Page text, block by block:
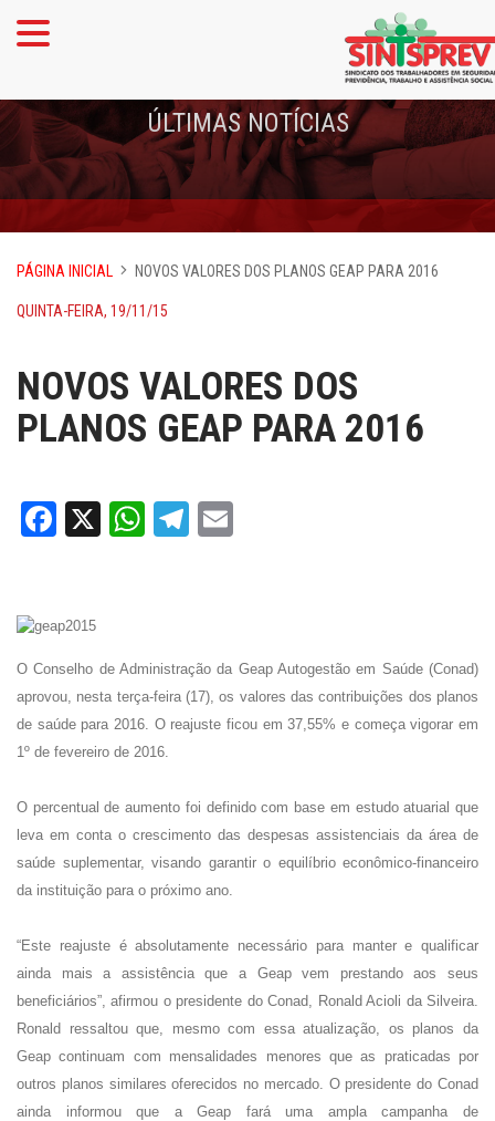
ÚLTIMAS NOTÍCIAS
PÁGINA INICIAL NOVOS VALORES DOS PLANOS GEAP PARA 2016
QUINTA-FEIRA, 19/11/15
NOVOS VALORES DOS
PLANOS GEAP PARA 2016
Facebook
X WhatsApp
Telegram
O Conselho de Administração da Geap Autogestão em Saúde (Conad)
aprovou, nesta terça-feira (17), os valores das contribuições dos planos
de saúde para 2016. O reajuste ficou em 37,55% e começa vigorar em
1º de fevereiro de 2016.
O percentual de aumento foi definido com base em estudo atuarial que
leva em conta o crescimento das despesas assistenciais da área de
saúde suplementar, visando garantir o equilíbrio econômico-financeiro
da instituição para o próximo ano.
“Este reajuste é absolutamente necessário para manter e qualificar
ainda mais a assistência que a Geap vem prestando aos seus
beneficiários”, afirmou o presidente do Conad, Ronald Acioli da Silveira.
Ronald ressaltou que, mesmo com essa atualização, os planos da
Geap continuam com mensalidades menores que as praticadas por
outros planos similares oferecidos no mercado. O presidente do Conad
ainda informou que a Geap fará uma ampla campanha de